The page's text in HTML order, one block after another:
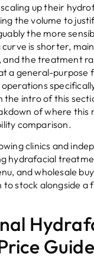
up their
the volume to
the more
is shorter,
,and the treatment
a general-purpose
the intro of this
of where this
comparison.
clinics and
hydrafacial
, and wholesale
stock alongside a